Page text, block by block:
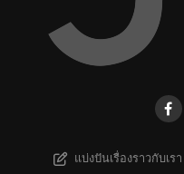
แบ่งปันเรื่องราวกับเรา